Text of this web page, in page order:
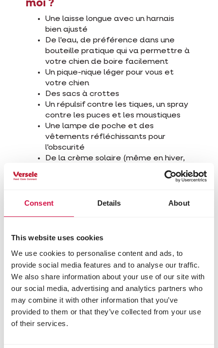
Consent Details About
This website uses cookies
We use cookies to personalise content and ads, to
provide social media features and to analyse our traffic.
We also share information about your use of our site with
our social media, advertising and analytics partners who
may combine it with other information that you’ve
provided to them or that they’ve collected from your use
of their services.
moi ?
Une laisse longue avec un harnais
bien ajusté
De l'eau, de préférence dans une
bouteille pratique qui va permettre à
votre chien de boire facilement
Un pique-nique léger pour vous et
votre chien
Des sacs à crottes
Un répulsif contre les tiques, un spray
contre les puces et les moustiques
Une lampe de poche et des
vêtements réfléchissants pour
l'obscurité
De la crème solaire (même en hiver,
on peut attraper des coups de soleil
dans la nature
#1 Choisissez une heure calme (par ex. :
quand la plupart des familles sont à
table).
#2 Apportez votre pique-nique et faites
une pause de temps en temps.
#3 Méfiez-vous des endroits très